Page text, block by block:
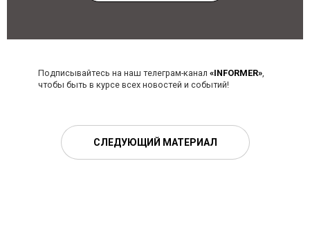
Подписывайтесь на наш телеграм-канал «INFORMER»,
чтобы быть в курсе всех новостей и событий!
СЛЕДУЮЩИЙ МАТЕРИАЛ